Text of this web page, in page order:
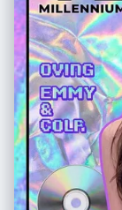
镜头，可清晰看到皮肤
（复杂且多变）：
– 随机使用不同类
伸出 • 蹲下或贴地
朝向镜头 • 身体大
更具动感的身体线
出手势（比耶、三
一只手和一只脚同
透视关系中出现 –
位与态度（随机化
斜构图），同时保
自信，偏向时尚大
化（严肃、俏皮、自
面渲染： – 保持真